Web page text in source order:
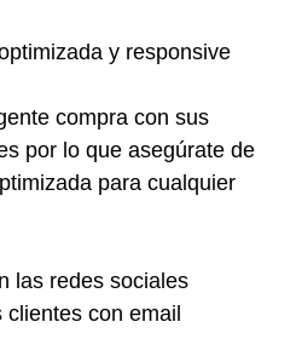
y responsive
compra con sus
por lo que asegúrate de
para cualquier
las redes sociales
con email